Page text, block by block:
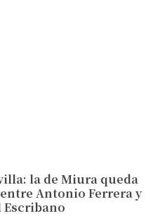
la de Miura queda
Antonio Ferrera y
Escribano